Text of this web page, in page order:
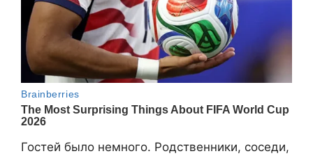
Гостей было немного. Родственники, соседи,